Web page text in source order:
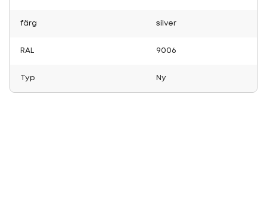
färg silver
RAL 9006
Typ Ny